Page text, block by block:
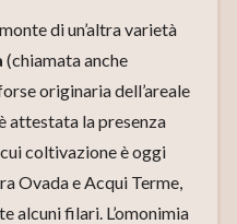
di un’altra varietà
(chiamata anche
originaria dell’areale
attestata la presenza
coltivazione è oggi
Ovada e Acqui Terme,
alcuni filari. L’omonimia